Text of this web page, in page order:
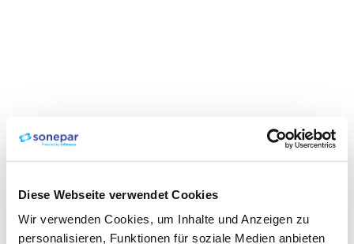
Diese Webseite verwendet Cookies
Wir verwenden Cookies, um Inhalte und Anzeigen zu
personalisieren, Funktionen für soziale Medien anbieten